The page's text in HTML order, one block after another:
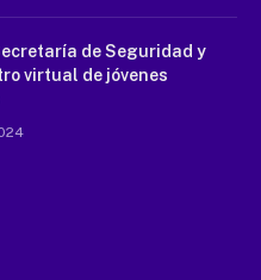
de Seguridad y
virtual de jóvenes